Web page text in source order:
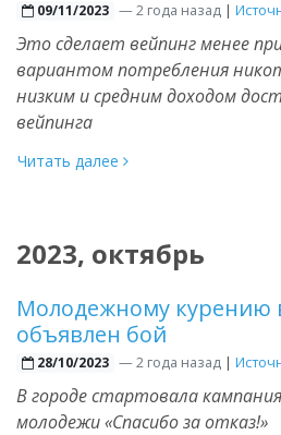
09/11/2023 —2 года назад |
Это сделает вейпинг менее
вариантом потребления
низким и средним доходом
вейпинга
Читать далее
2023, октябрь
Молодежному курению
объявлен бой
28/10/2023 —2 года назад |
В городе стартовала
молодежи «Спасибо за отказ!»